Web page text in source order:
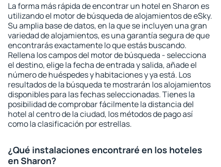
La forma más rápida de encontrar un hotel en Sharon es
utilizando el motor de búsqueda de alojamientos de eSky.
Su amplia base de datos, en la que se incluyen una gran
variedad de alojamientos, es una garantía segura de que
encontrarás exactamente lo que estás buscando.
Rellena los campos del motor de búsqueda - selecciona
el destino, elige la fecha de entrada y salida, añade el
número de huéspedes y habitaciones y ya está. Los
resultados de la búsqueda te mostrarán los alojamientos
disponibles para las fechas seleccionadas. Tienes la
posibilidad de comprobar fácilmente la distancia del
hotel al centro de la ciudad, los métodos de pago así
como la clasificación por estrellas.
¿Qué instalaciones encontraré en los hoteles
en Sharon?